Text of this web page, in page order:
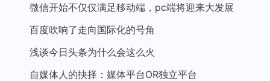
微信开始不仅仅满足移动端，pc端将迎来大发展
百度吹响了走向国际化的号角
浅谈今日头条为什么会这么火
自媒体人的抉择：媒体平台OR独立平台